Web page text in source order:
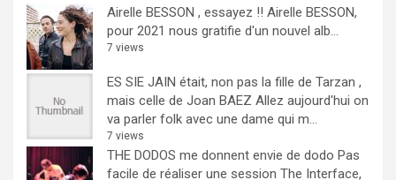
Airelle BESSON , essayez !! Airelle BESSON,
pour 2021 nous gratifie d'un nouvel alb...
7 views
ES SIE JAIN était, non pas la fille de Tarzan ,
mais celle de Joan BAEZ Allez aujourd'hui on
va parler folk avec une dame qui m...
7 views
THE DODOS me donnent envie de dodo Pas
facile de réaliser une session The Interface,